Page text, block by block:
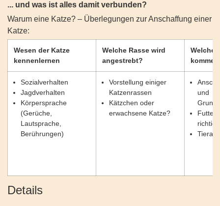
... und was ist alles damit verbunden?
Warum eine Katze? – Überlegungen zur Anschaffung einer
Katze:
Wesen der Katze
kennenlernen
Welche Rasse wird
angestrebt?
Welche
Sozialverhalten
Jagdverhalten
Körpersprache
(Gerüche,
Lautsprache,
Berührungen)
Vorstellung einiger
Katzenrassen
Kätzchen oder
erwachsene Katze?
und
Details